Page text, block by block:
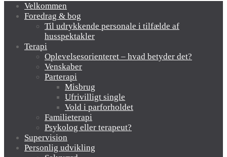
Velkommen
Foredrag & bog
Til udrykkende personale i tilfælde af
husspektakler
Terapi
Oplevelsesorienteret – hvad betyder det?
Venskaber
Parterapi
Misbrug
Ufrivilligt single
Vold i parforholdet
Familieterapi
Psykolog eller terapeut?
Supervision
Personlig udvikling